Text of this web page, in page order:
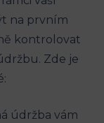
na ⁤prvním
kontrolovat
⁢Zde je
údržba vám